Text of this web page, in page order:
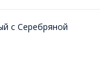
с Серебряной